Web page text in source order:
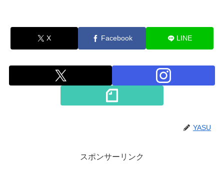
X Facebook LINE
YASU
スポンサーリンク